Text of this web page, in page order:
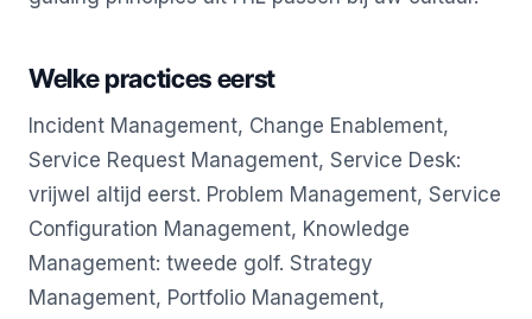
Welke practices eerst
Incident Management, Change Enablement,
Service Request Management, Service Desk:
vrijwel altijd eerst. Problem Management, Service
Configuration Management, Knowledge
Management: tweede golf. Strategy
Management, Portfolio Management,